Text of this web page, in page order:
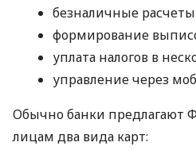
безналичные
формирование
уплата налогов в
управление через
Обычно банки
лицам два вида карт: